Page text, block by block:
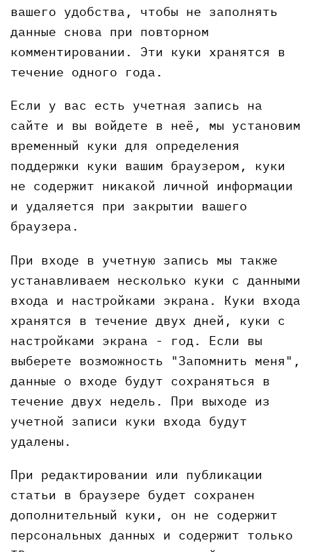
вашего удобства, чтобы не заполнять
данные снова при повторном
комментировании. Эти куки хранятся в
течение одного года.
Если у вас есть учетная запись на
сайте и вы войдете в неё, мы установим
временный куки для определения
поддержки куки вашим браузером, куки
не содержит никакой личной информации
и удаляется при закрытии вашего
браузера.
При входе в учетную запись мы также
устанавливаем несколько куки с данными
входа и настройками экрана. Куки входа
хранятся в течение двух дней, куки с
настройками экрана - год. Если вы
выберете возможность "Запомнить меня",
данные о входе будут сохраняться в
течение двух недель. При выходе из
учетной записи куки входа будут
удалены.
При редактировании или публикации
статьи в браузере будет сохранен
дополнительный куки, он не содержит
персональных данных и содержит только